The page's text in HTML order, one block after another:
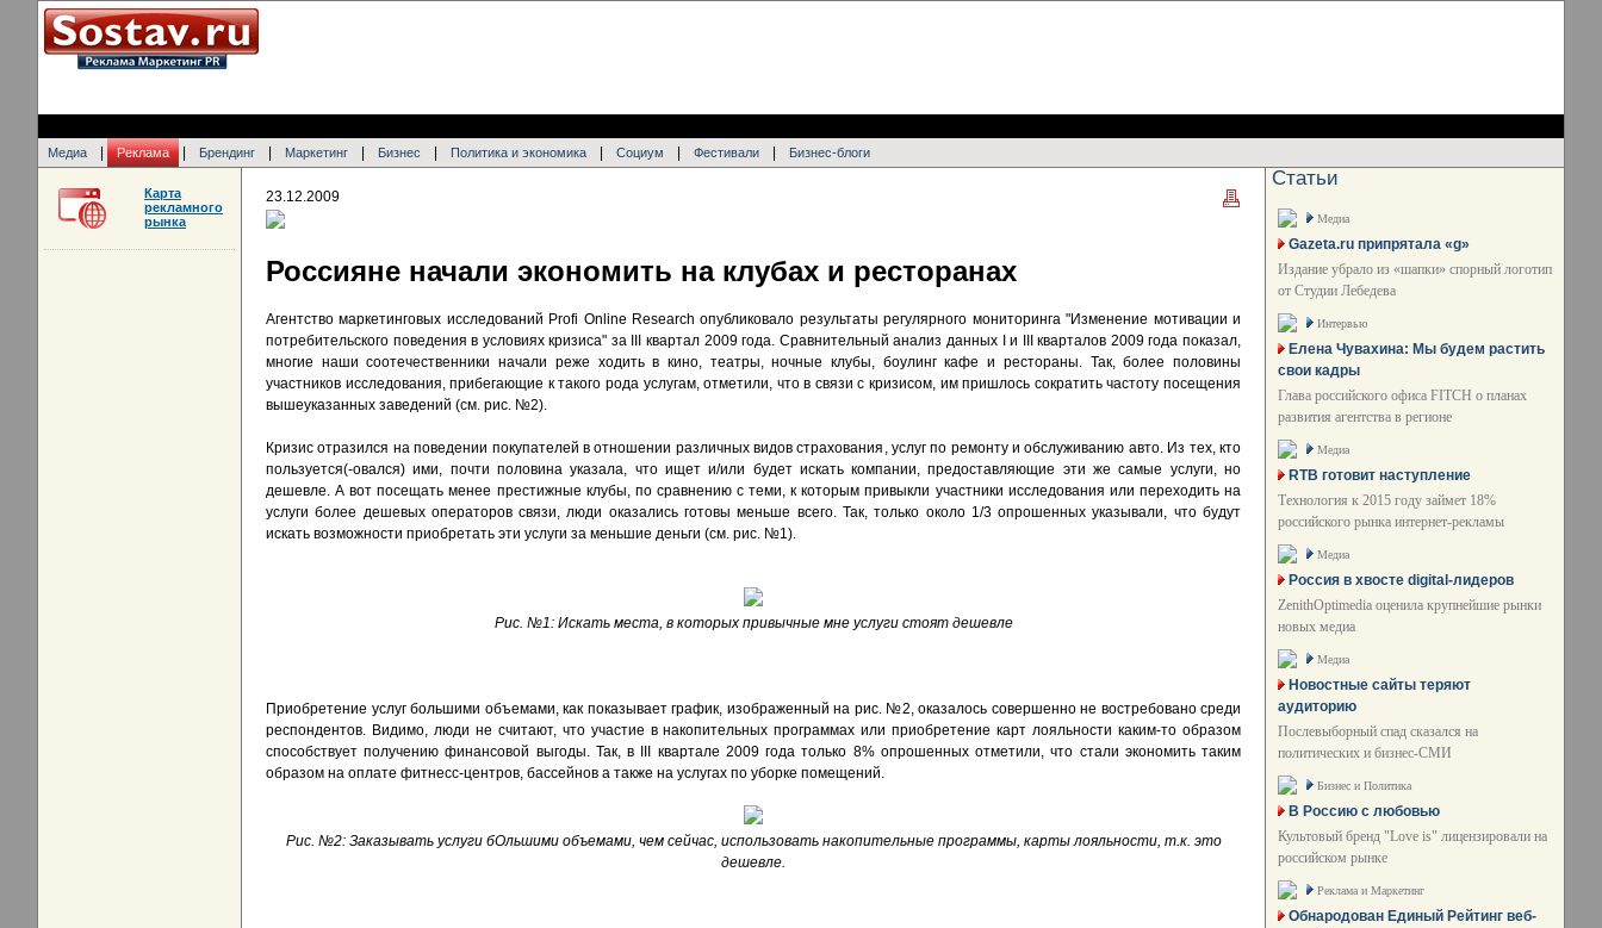
Медиа Реклама Брендинг Маркетинг Бизнес Политика и экономика Социум Фестивали Бизнес-блоги
23.12.2009
Россияне начали экономить на клубах и ресторанах
Агентство маркетинговых исследований Profi Online Research опубликовало результаты регулярного мониторинга "Изменение мотивации и
потребительского поведения в условиях кризиса" за III квартал 2009 года. Сравнительный анализ данных I и III кварталов 2009 года показал,
многие наши соотечественники начали реже ходить в кино, театры, ночные клубы, боулинг кафе и рестораны. Так, более половины
участников исследования, прибегающие к такого рода услугам, отметили, что в связи с кризисом, им пришлось сократить частоту посещения
вышеуказанных заведений (см. рис. №2).
Кризис отразился на поведении покупателей в отношении различных видов страхования, услуг по ремонту и обслуживанию авто. Из тех, кто
пользуется(-овался) ими, почти половина указала, что ищет и/или будет искать компании, предоставляющие эти же самые услуги, но
дешевле. А вот посещать менее престижные клубы, по сравнению с теми, к которым привыкли участники исследования или переходить на
услуги более дешевых операторов связи, люди оказались готовы меньше всего. Так, только около 1/3 опрошенных указывали, что будут
искать возможности приобретать эти услуги за меньшие деньги (см. рис. №1).
Рис. №1: Искать места, в которых привычные мне услуги стоят дешевле
Приобретение услуг большими объемами, как показывает график, изображенный на рис. №2, оказалось совершенно не востребовано среди
респондентов. Видимо, люди не считают, что участие в накопительных программах или приобретение карт лояльности каким-то образом
способствует получению финансовой выгоды. Так, в III квартале 2009 года только 8% опрошенных отметили, что стали экономить таким
образом на оплате фитнесс-центров, бассейнов а также на услугах по уборке помещений.
Рис. №2: Заказывать услуги бОльшими объемами, чем сейчас, использовать накопительные программы, карты лояльности, т.к. это
дешевле.
Карта
рекламного
рынка
Статьи
Медиа
Gazeta.ru припрятала «g»
Издание убрало из «шапки» спорный логотип
от Студии Лебедева
Интервью
Елена Чувахина: Мы будем растить
свои кадры
Глава российского офиса FITCH о планах
развития агентства в регионе
Медиа
RTB готовит наступление
Технология к 2015 году займет 18%
российского рынка интернет-рекламы
Медиа
Россия в хвосте digital-лидеров
ZenithOptimedia оценила крупнейшие рынки
новых медиа
Медиа
Новостные сайты теряют
аудиторию
Послевыборный спад сказался на
политических и бизнес-СМИ
Бизнес и Политика
В Россию с любовью
Культовый бренд "Love is" лицензировали на
российском рынке
Реклама и Маркетинг
Обнародован Единый Рейтинг веб-